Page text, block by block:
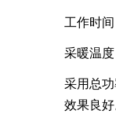
工作时
采暖温度
采用总功
效果良好